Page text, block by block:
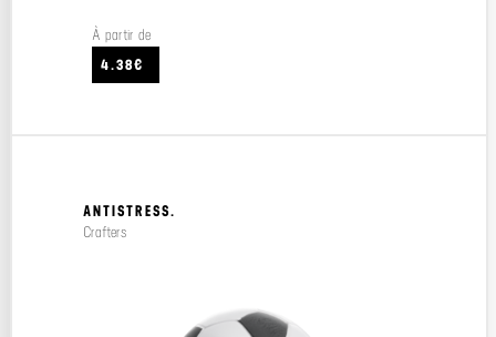
À partir de
4.38€
ANTISTRESS.
Crafters